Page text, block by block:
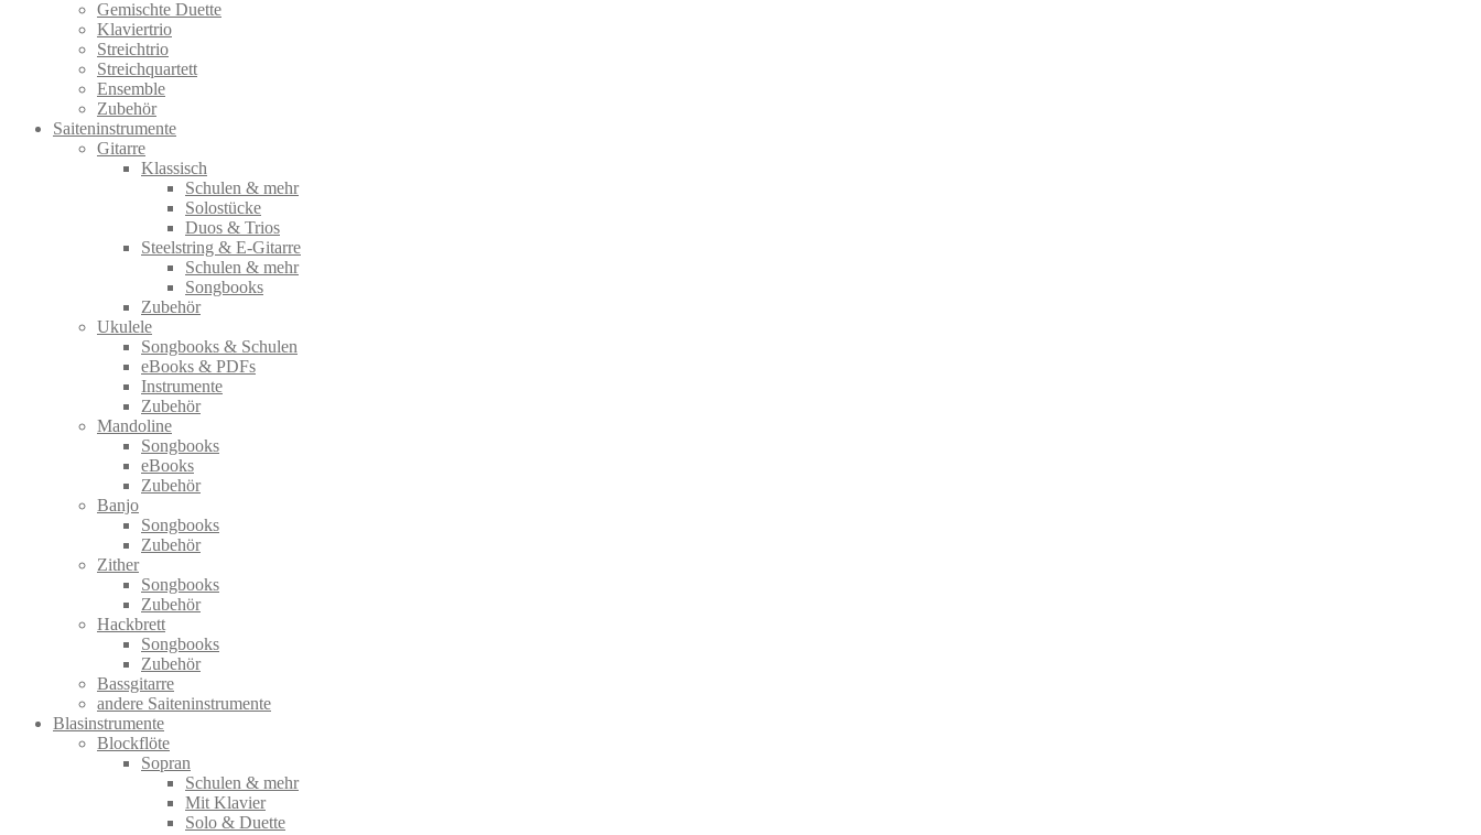
Gemischte Duette
Klaviertrio
Streichtrio
Streichquartett
Ensemble
Zubehör
Saiteninstrumente
Gitarre
Klassisch
Schulen & mehr
Solostücke
Duos & Trios
Steelstring & E-Gitarre
Schulen & mehr
Songbooks
Zubehör
Ukulele
Songbooks & Schulen
eBooks & PDFs
Instrumente
Zubehör
Mandoline
Songbooks
eBooks
Zubehör
Banjo
Songbooks
Zubehör
Zither
Songbooks
Zubehör
Hackbrett
Songbooks
Zubehör
Bassgitarre
andere Saiteninstrumente
Blasinstrumente
Blockflöte
Sopran
Schulen & mehr
Mit Klavier
Solo & Duette